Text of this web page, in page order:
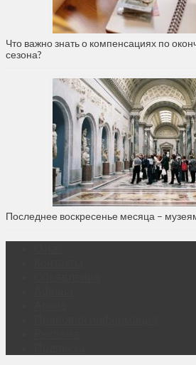
Что важно знать о компенсациях по
сезона?
Последнее воскресенье месяца –